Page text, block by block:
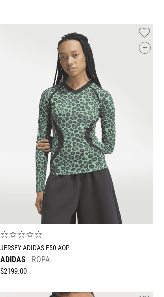
Tallas Ropa
5T 6T 7T
AGREGAR AL CARRITO
+
☆☆☆☆☆
JERSEY ADIDAS F50 AOP
ADIDAS ROPA
$2199.00